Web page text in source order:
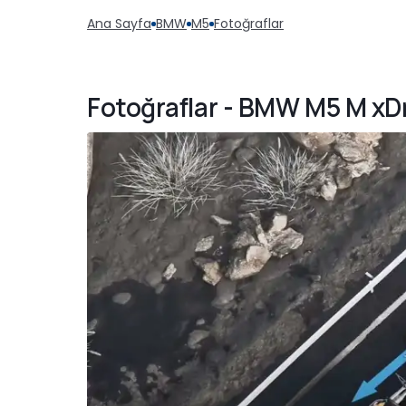
Ana Sayfa BMW M5 Fotoğraflar
Fotoğraflar - BMW M5 M